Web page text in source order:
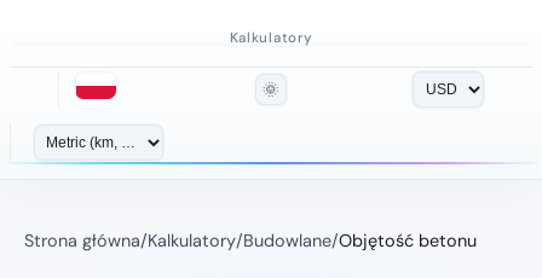
Kalkulatory
🌞
Strona główna/Kalkulatory/Budowlane/Objętość betonu